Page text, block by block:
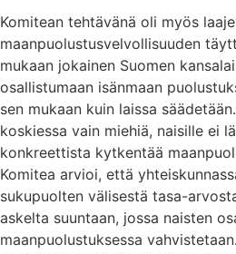
Komitean tehtävänä oli myös
maanpuolustusvelvollisuuden
mukaan jokainen Suomen
osallistumaan isänmaan
sen mukaan kuin laissa
koskiessa vain miehiä, naisille ei
konkreettista kytkentää
Komitea arvioi, että
sukupuolten välisestä tasa-
askelta suuntaan, jossa naisten
maanpuolustuksessa